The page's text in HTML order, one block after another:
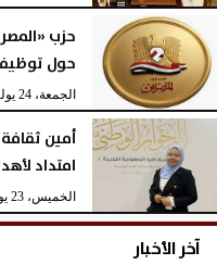
حزب
حول
الجمعة، 24 يوليو 2026
أمين
امتداد لأهداف ثورة 23
الخميس، 23 يوليو 2026
آخر الأخبار